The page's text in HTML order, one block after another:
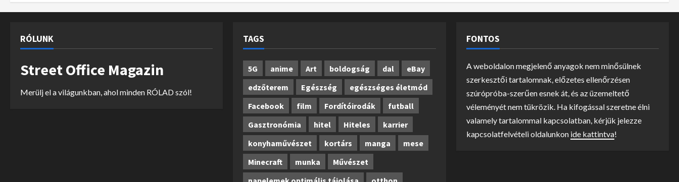
RÓLUNK
Street Office Magazin
Merülj el a világunkban, ahol minden RÓLAD szól!
TAGS
5G anime Art boldogság dal
eBay
edzőterem
Egészség
egészséges életmód
Facebook
film Fordítóirodák
futball
Gasztronómia
hitel Hiteles
karrier
konyhaművészet
kortárs manga
mese
Minecraft
munka
Művészet
FONTOS
A weboldalon megjelenő anyagok nem minősülnek
szerkesztői tartalomnak, előzetes ellenőrzésen
szúrópróba-szerűen esnek át, és az üzemeltető
véleményét nem tükrözik. Ha kifogással szeretne élni
valamely tartalommal kapcsolatban, kérjük jelezze
kapcsolatfelvételi oldalunkon ide kattintva!